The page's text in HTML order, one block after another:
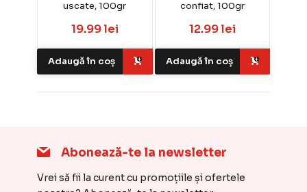
uscate, 100gr
19.99 lei
Adaugă în coș
confiat, 100gr
12.99 lei
Adaugă în coș
Abonează-te la newsletter
Vrei să fii la curent cu promoțiile și ofertele